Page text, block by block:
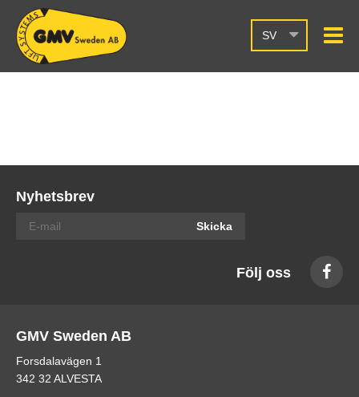
SV
Nyhetsbrev
Skicka
Följ oss
GMV Sweden AB
Forsdalavägen 1
342 32 ALVESTA